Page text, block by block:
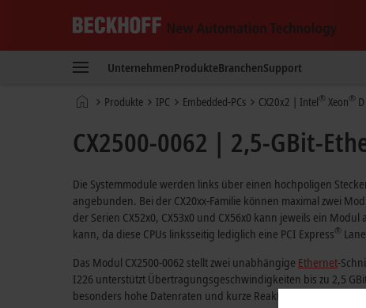
New
Technology
UnternehmenProdukteBranchenSupport
StartseiteProdukte IPC Embedded-PCs CX20x2 | Intel® Xeon® D
CX2500-0062 | 2,5-GBit-
Die Systemmodule werden links über einen hochpoligen
angebunden. Bei der CX20xx-Familie können maximal zwei
der Serien CX52x0, CX53x0 und CX56x0 kann jeweils ein
kann, da diese CPUs linksseitig lediglich eine PCI Express®
Das Modul CX2500-0062 stellt zwei unabhängige Ethernet-
I226 unterstützt Übertragungsgeschwindigkeiten bis zu 2,5
besonders hohe Datenraten und kurze Reaktionszeiten